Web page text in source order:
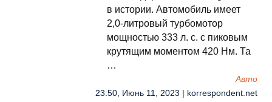
в истории. Автомобиль имеет
2,0-литровый турбомотор
мощностью 333 л. с. с пиковым
крутящим моментом 420 Нм. Та
…
Авто
23:50, Июнь 11, 2023 | korrespondent.net